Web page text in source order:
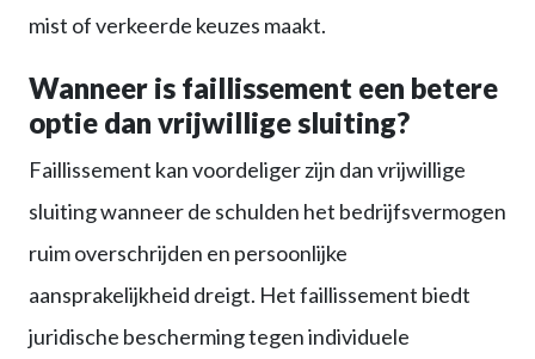
mist of verkeerde keuzes maakt.
Wanneer is faillissement een betere
optie dan vrijwillige sluiting?
Faillissement kan voordeliger zijn dan vrijwillige
sluiting wanneer de schulden het bedrijfsvermogen
ruim overschrijden en persoonlijke
aansprakelijkheid dreigt. Het faillissement biedt
juridische bescherming tegen individuele